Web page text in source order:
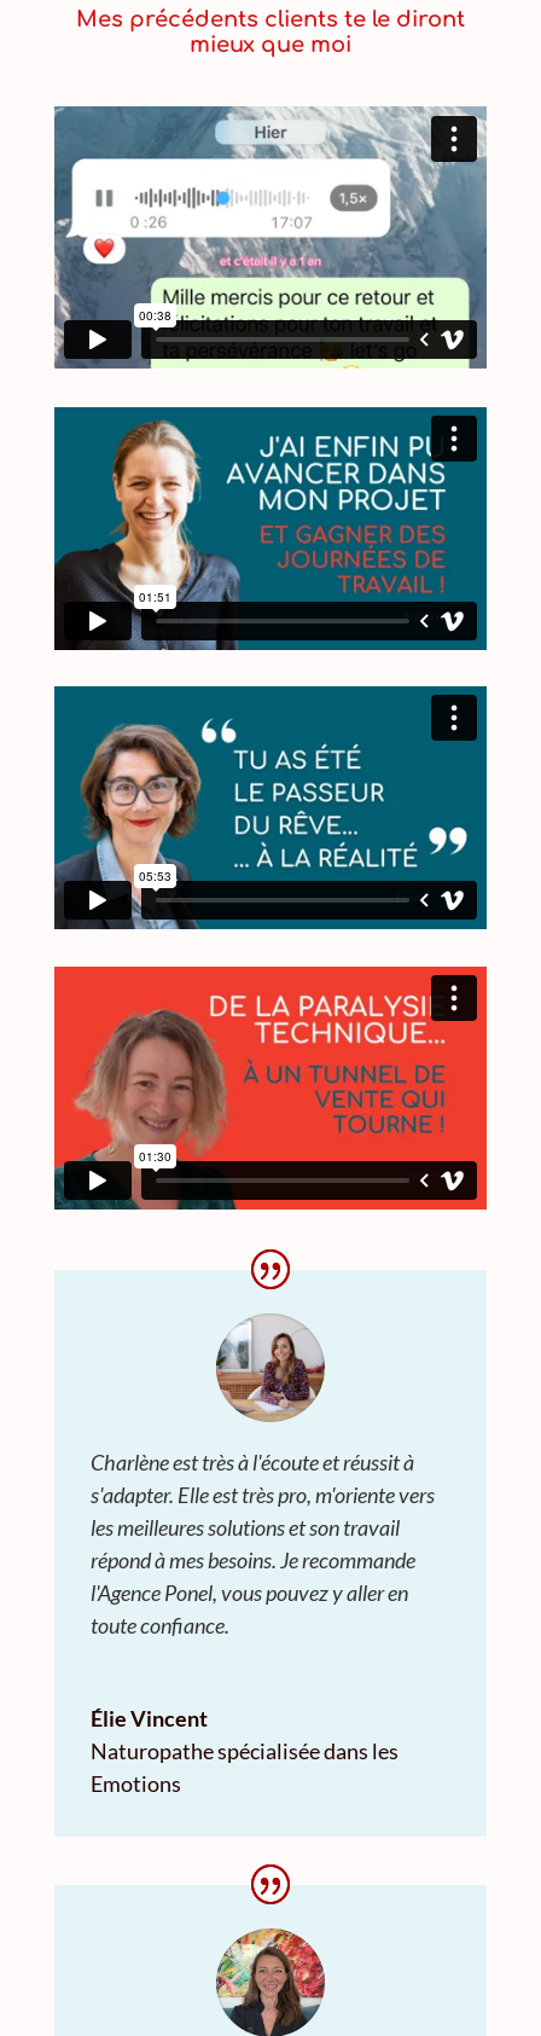
Mes précédents clients te le diront
mieux que moi
Charlène est très à l'écoute et réussit à
s'adapter. Elle est très pro, m'oriente vers
les meilleures solutions et son travail
répond à mes besoins. Je recommande
l'Agence Ponel, vous pouvez y aller en
toute confiance.
Élie Vincent
Naturopathe spécialisée dans les
Emotions